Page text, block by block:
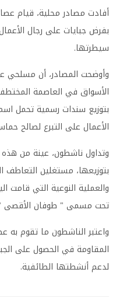
أفادت مصادر محلية، قيام
بفرض جبايات على رجال
سيطرتها.
وأوضحت المصادر، أن مسلحي
الأسواق في العاصمة
بتوزيع سندات رسمية تحمل
الأعمال على التبرع لصالح
وتداول ناشطون، عينة من هذه
بتوزيعها، مستغلين
والعملية النوعية التي قامت
تحت مسمى " طوفان الأقصى
واعتبر الناشطون ما تقوم به
المقاومة في الحصول على
لدعم أنشطتها الطائفية.